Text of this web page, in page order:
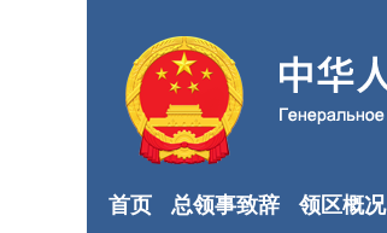
首页 总领事致辞 领区概况